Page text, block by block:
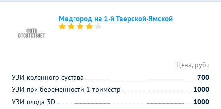
Медгород на 1-й Тверской-Ямской
Цена, руб.:
УЗИ коленного сустава
700
УЗИ при беременности 1 триместр
1000
УЗИ плода 3D
1000